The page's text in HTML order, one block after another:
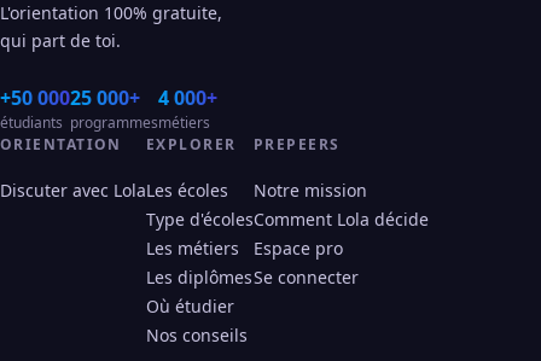
L'orientation 100% gratuite,
qui part de toi.
+50 000
étudiants
25 000+
programmes
4 000+
métiers
ORIENTATION
Discuter avec Lola
EXPLORER
Les écoles
Type d'écoles
Les métiers
Les diplômes
Où étudier
Nos conseils
PREPEERS
Notre mission
Comment Lola décide
Espace pro
Se connecter